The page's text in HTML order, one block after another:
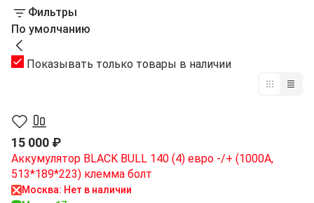
Фильтры
По умолчанию
Показывать только товары в наличии
15 000 ₽
Аккумулятор BLACK BULL 140 (4) евро -/+ (1000A,
513*189*223) клемма болт
Москва: Нет в наличии